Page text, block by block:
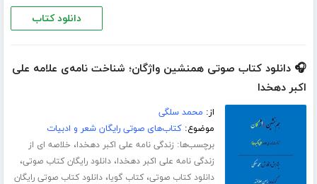
دانلود کتاب
🎧 دانلود کتاب صوتی همنشین واژگان؛ شناخت نامه‌ی علامه علی
اکبر دهخدا
از: محمد سلگی
موضوع:کتاب‌های صوتی رایگان شعر و ادبیات
برچسب‌ها: زندگی نامه علی اکبر دهخدا، خلاصه ای از
زندگی نامه علی اکبر دهخدا،دانلود رایگان کتاب صوتی،
دانلود کتاب صوتی،کتاب گویا،دانلود کتاب صوتی رایگان